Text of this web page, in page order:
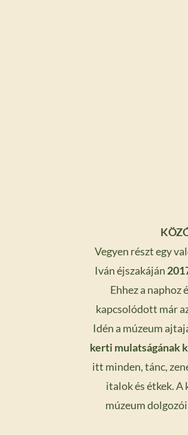
Vegyen részt egy
Iván éjszakáján
Ehhez a naphoz
kapcsolódott már
Idén a múzeum
kerti mulatságának
itt minden, tánc,
italok és étkek.
múzeum